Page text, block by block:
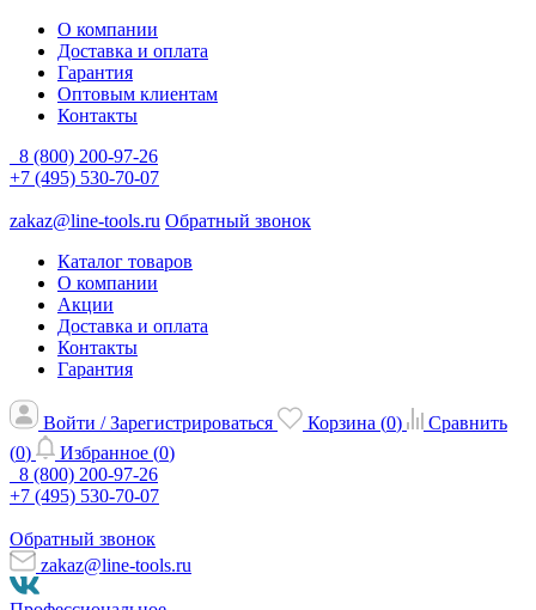
О компании
Доставка и оплата
Гарантия
Оптовым клиентам
Контакты
8 (800) 200-97-26
+7 (495) 530-70-07
zakaz@line-tools.ru Обратный звонок
Каталог товаров
О компании
Акции
Доставка и оплата
Контакты
Гарантия
Войти / Зарегистрироваться Корзина (0)
Сравнить
(0) Избранное (0)
8 (800) 200-97-26
+7 (495) 530-70-07
Обратный звонок
zakaz@line-tools.ru